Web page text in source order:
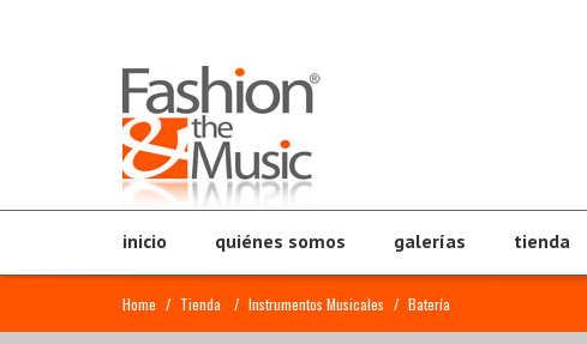
inicio quiénes somos galerías tienda
Home / Tienda / Instrumentos Musicales / Batería